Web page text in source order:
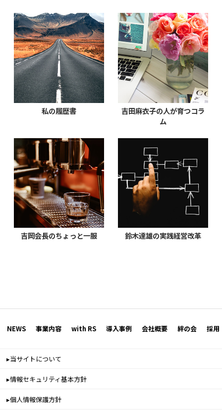
私の履歴書
吉田麻衣子の人が育つコラ
ム
吉岡会長のちょっと一服 鈴木達雄の実践経営改革
NEWS 事業内容 with RS 導入事例 会社概要 絆の会 採用
▸当サイトについて
▸情報セキュリティ基本方針
▸個人情報保護方針